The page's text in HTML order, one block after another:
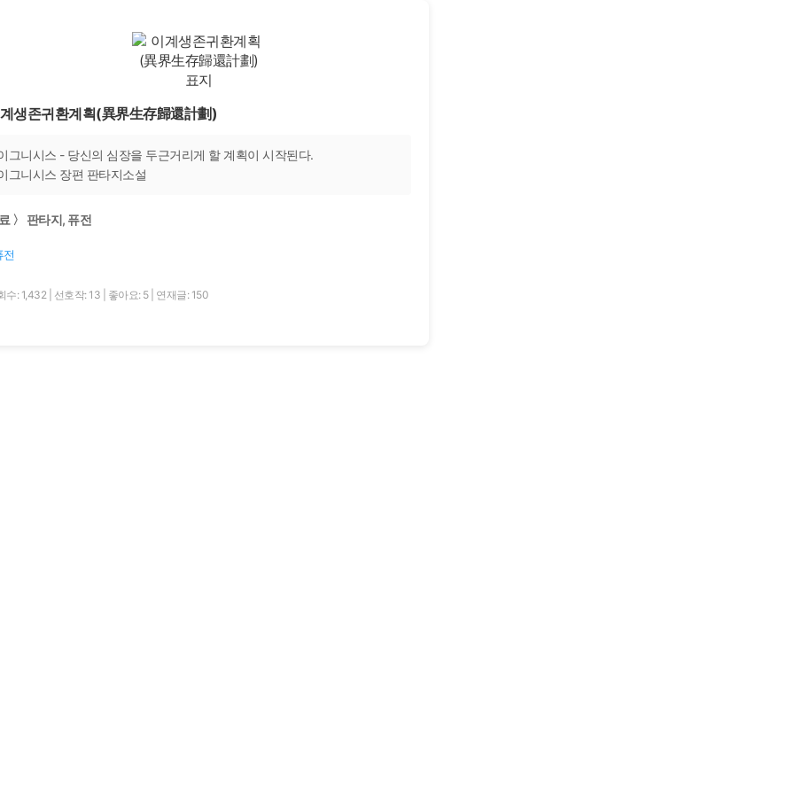
생존귀환계획(異界生存歸還計劃)
그니시스 - 당신의 심장을 두근거리게 할 계획이 시작된다.
그니시스 장편 판타지소설
〉 판타지, 퓨전
전
수: 1,432 선호작: 13 좋아요: 5 연재글: 150